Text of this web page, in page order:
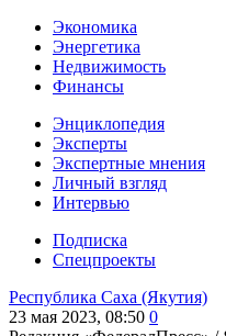
Экономика
Энергетика
Недвижимость
Финансы
Энциклопедия
Эксперты
Экспертные мнения
Личный взгляд
Интервью
Подписка
Спецпроекты
Республика Саха (Якутия)
23 мая 2023, 08:50 0